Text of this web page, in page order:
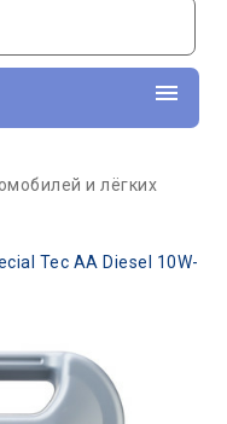
и лёгких
Tec AA Diesel 10W-